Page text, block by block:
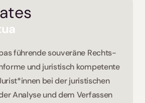
führende souveräne Rechts-
und juristisch kompetente
bei der juristischen
Analyse und dem Verfassen